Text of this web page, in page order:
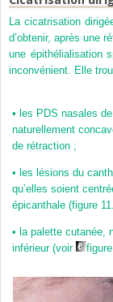
La cicatrisation
d’obtenir, après une
une épithélialisation
inconvénient. Elle
• les PDS nasales
naturellement
de rétraction ;
• les lésions du
qu’elles soient
épicanthale (figure
• la palette cutanée,
inférieur (voir